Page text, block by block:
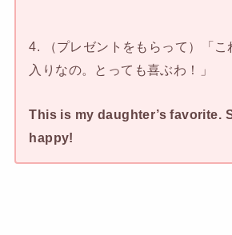
4. （プレゼントをもらって）「こ
入りなの。とっても喜ぶわ！」
This is my daughter’s favorite.
happy!